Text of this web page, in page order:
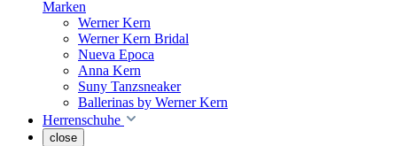
Marken
Werner Kern
Werner Kern Bridal
Nueva Epoca
Anna Kern
Suny Tanzsneaker
Ballerinas by Werner Kern
Herrenschuhe
close